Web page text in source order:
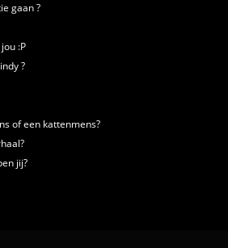
gaan ?
:P
?
of een kattenmens?
jij?